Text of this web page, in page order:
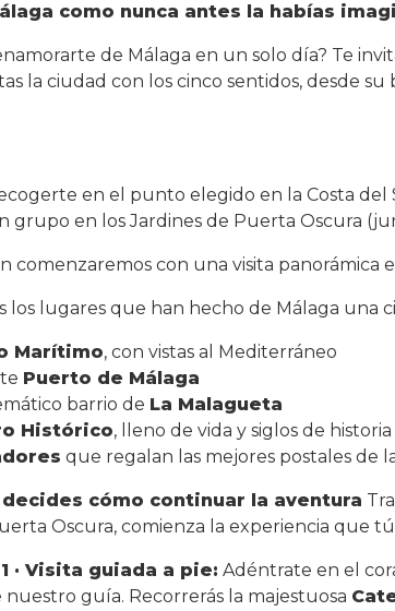
como nunca antes la habías
de Málaga en un solo día? Te
la ciudad con los cinco sentidos, desde
en el punto elegido en la Costa del
grupo en los Jardines de Puerta Oscura
comenzaremos con una visita panorámica
los lugares que han hecho de Málaga una
Marítimo, con vistas al Mediterráneo
Puerto de Málaga
barrio de La Malagueta
Histórico, lleno de vida y siglos de historia
que regalan las mejores postales de
cómo continuar la aventura
Oscura, comienza la experiencia que
· Visita guiada a pie: Adéntrate en el
nuestro guía. Recorrerás la majestuosa